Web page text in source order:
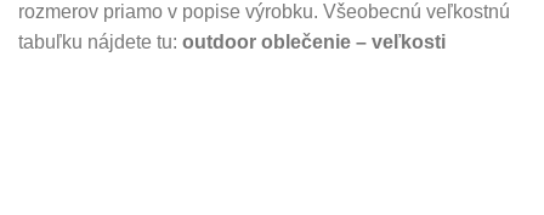
rozmerov priamo v popise výrobku. Všeobecnú veľkostnú
tabuľku nájdete tu: outdoor oblečenie – veľkosti